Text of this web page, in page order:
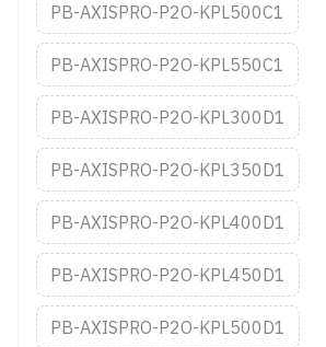
PB-AXISPRO-P2O-KPL500C1
PB-AXISPRO-P2O-KPL550C1
PB-AXISPRO-P2O-KPL300D1
PB-AXISPRO-P2O-KPL350D1
PB-AXISPRO-P2O-KPL400D1
PB-AXISPRO-P2O-KPL450D1
PB-AXISPRO-P2O-KPL500D1